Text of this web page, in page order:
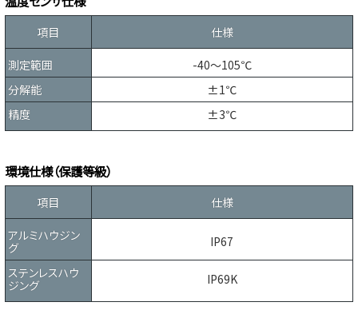
項目 仕様
測定範囲
-40～105℃
分解能
±1℃
精度
±3℃
環境仕様（保護等級）
項目 仕様
アルミハウジン
グ
IP67
ステンレスハウ
ジング
IP69K